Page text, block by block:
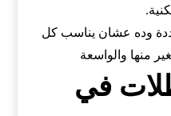
وده عشان يناسب كل
منها والواسعة
في